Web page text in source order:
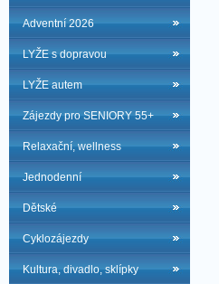
Adventní 2026
LYŽE s dopravou
LYŽE autem
Zájezdy pro SENIORY 55+
Relaxační, wellness
Jednodenní
Dětské
Cyklozájezdy
Kultura, divadlo, sklípky